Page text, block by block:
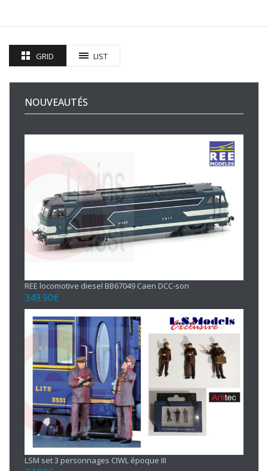
GRID LIST
NOUVEAUTÉS
REE locomotive diesel BB67049 Caen DCC-son
349.90€
LSM set 3 personnages CIWL époque III